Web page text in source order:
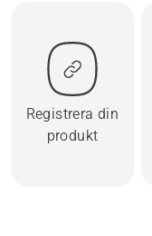
Registrera din
produkt